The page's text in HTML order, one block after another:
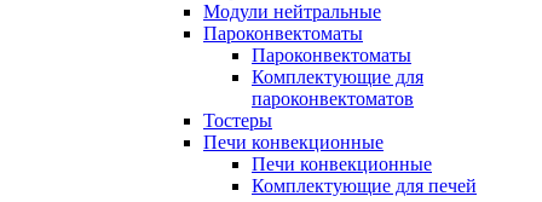
Модули нейтральные
Пароконвектоматы
Пароконвектоматы
Комплектующие для
пароконвектоматов
Тостеры
Печи конвекционные
Печи конвекционные
Комплектующие для печей